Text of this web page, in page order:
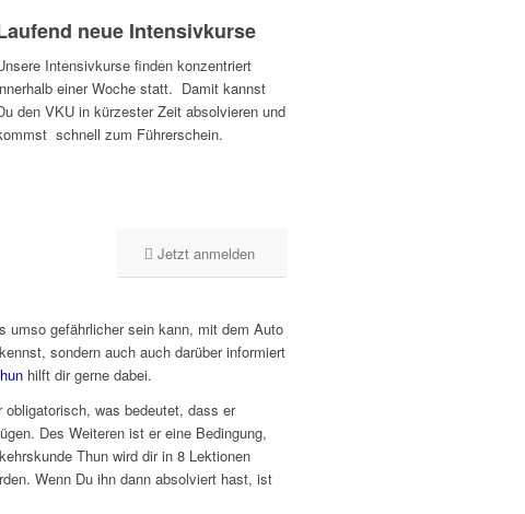
neue Intensivkurse
Intensivkurse finden konzentriert
einer Woche statt. Damit kannst
den VKU in kürzester Zeit absolvieren und
schnell zum Führerschein.
Jetzt anmelden
umso gefährlicher sein kann, mit dem Auto
sondern auch auch darüber informiert
hilft dir gerne dabei.
was bedeutet, dass er
Des Weiteren ist er eine Bedingung,
Thun wird dir in 8 Lektionen
Wenn Du ihn dann absolviert hast, ist